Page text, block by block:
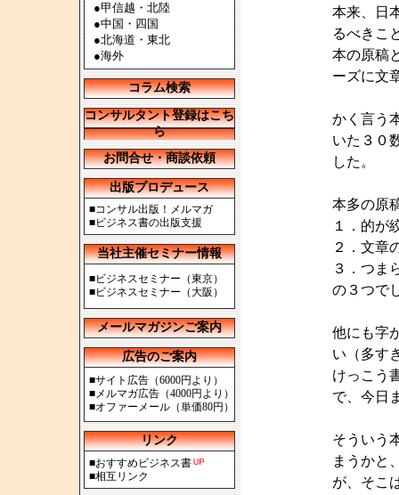
●甲信越・北陸
●中国・四国
●北海道・東北
●海外
コラム検索
コンサルタント登録はこち
ら
お問合せ・商談依頼
出版プロデュース
■コンサル出版！メルマガ
■ビジネス書の出版支援
当社主催セミナー情報
■ビジネスセミナー（東京）
■ビジネスセミナー（大阪）
メールマガジンご案内
広告のご案内
■サイト広告（6000円より）
■メルマガ広告（4000円より）
■オファーメール（単価80円）
リンク
■おすすめビジネス書
■相互リンク
本来、日
るべきこ
本の原稿
ーズに文
かく言う
いた３０
した。
本多の原
１．的が
２．文章
３．つま
の３つで
他にも字
い（多す
けっこう
で、今日
そういう
まうかと
が、そこ